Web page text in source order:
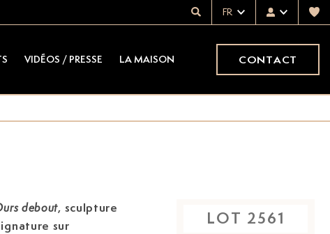
FR
VIDÉOS / PRESSE LA MAISON CONTACT
debout, sculpture
sur
LOT 2561